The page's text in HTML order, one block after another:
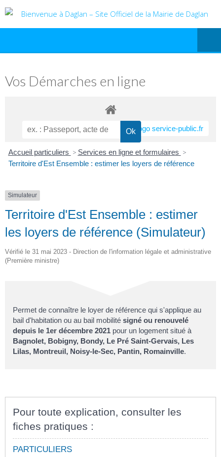
Vos Démarches en ligne
Accueil particuliers > Services en ligne et formulaires >
Territoire d'Est Ensemble : estimer les loyers de référence
Simulateur
Territoire d'Est Ensemble : estimer
les loyers de référence (Simulateur)
Vérifié le 31 mai 2023 - Direction de l'information légale et administrative
(Première ministre)
Permet de connaître le loyer de référence qui s'applique au
bail d'habitation ou au bail mobilité signé ou renouvelé
depuis le 1er décembre 2021 pour un logement situé à
Bagnolet, Bobigny, Bondy, Le Pré Saint-Gervais, Les
Lilas, Montreuil, Noisy-le-Sec, Pantin, Romainville.
Pour toute explication, consulter les
fiches pratiques :
PARTICULIERS